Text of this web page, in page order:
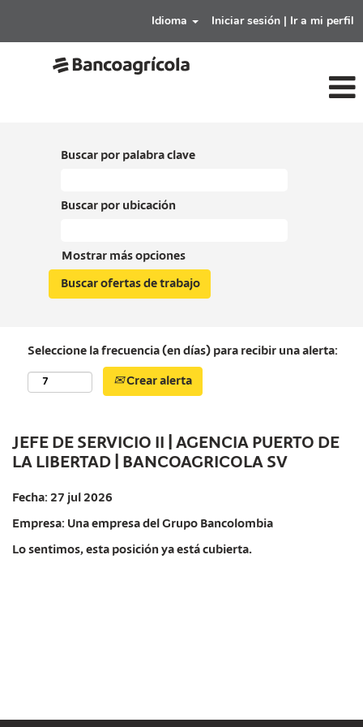
Idioma Iniciar sesión | Ir a mi perfil
Buscar por palabra clave
Buscar por ubicación
Mostrar más opciones
Seleccione la frecuencia (en días) para recibir una alerta:
Crear alerta
JEFE DE SERVICIO II | AGENCIA PUERTO DE
LA LIBERTAD | BANCOAGRICOLA SV
Fecha: 27 jul 2026
Empresa: Una empresa del Grupo Bancolombia
Lo sentimos, esta posición ya está cubierta.